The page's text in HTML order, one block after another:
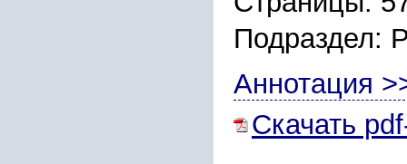
Подраздел:
Аннотация
Скачать